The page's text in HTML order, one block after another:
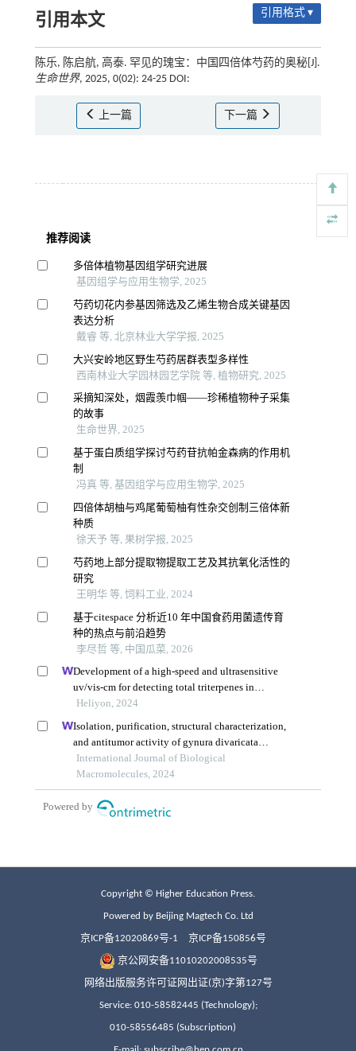
引用本文 引用格式 ▾
陈乐, 陈启航, 高泰. 罕见的瑰宝：中国四倍体芍药的奥秘[J].
生命世界, 2025, 0(02): 24-25 DOI:
上一篇 下一篇
Copyright © Higher Education Press.
Powered by Beijing Magtech Co. Ltd
京ICP备12020869号-1 京ICP备150856号
京公网安备11010202008535号
网络出版服务许可证网出证(京)字第127号
Service: 010-58582445 (Technology);
010-58556485 (Subscription)